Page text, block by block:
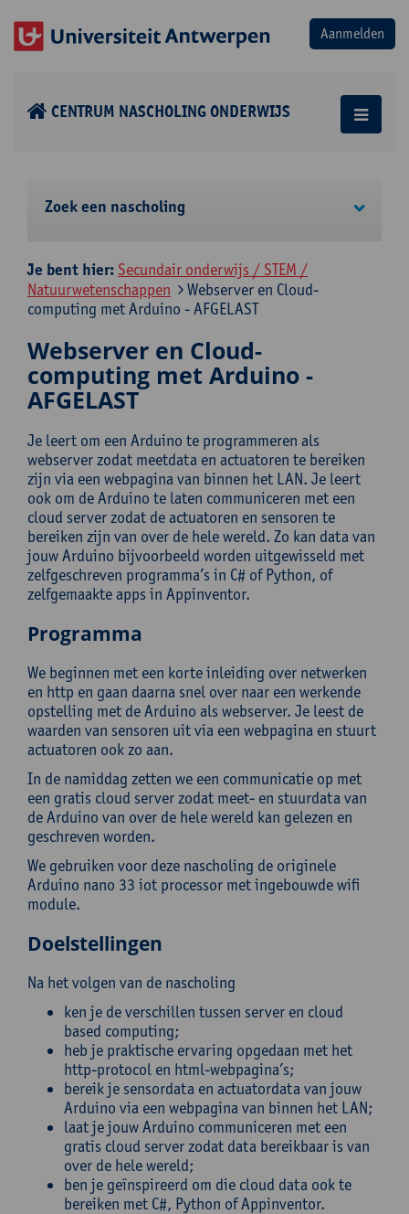
CENTRUM NASCHOLING ONDERWIJS
Zoek een nascholing
Je bent hier: Secundair onderwijs / STEM /
Natuurwetenschappen
Webserver en Cloud-
computing met Arduino - AFGELAST
Webserver en Cloud-
computing met Arduino -
AFGELAST
Je leert om een Arduino te programmeren als
webserver zodat meetdata en actuatoren te bereiken
zijn via een webpagina van binnen het LAN. Je leert
ook om de Arduino te laten communiceren met een
cloud server zodat de actuatoren en sensoren te
bereiken zijn van over de hele wereld. Zo kan data van
jouw Arduino bijvoorbeeld worden uitgewisseld met
zelfgeschreven programma’s in C# of Python, of
zelfgemaakte apps in Appinventor.
Programma
We beginnen met een korte inleiding over netwerken
en http en gaan daarna snel over naar een werkende
opstelling met de Arduino als webserver. Je leest de
waarden van sensoren uit via een webpagina en stuurt
actuatoren ook zo aan.
In de namiddag zetten we een communicatie op met
een gratis cloud server zodat meet- en stuurdata van
de Arduino van over de hele wereld kan gelezen en
geschreven worden.
We gebruiken voor deze nascholing de originele
Arduino nano 33 iot processor met ingebouwde wifi
module.
Doelstellingen
Na het volgen van de nascholing
ken je de verschillen tussen server en cloud
based computing;
heb je praktische ervaring opgedaan met het
http-protocol en html-webpagina’s;
bereik je sensordata en actuatordata van jouw
Arduino via een webpagina van binnen het LAN;
laat je jouw Arduino communiceren met een
gratis cloud server zodat data bereikbaar is van
over de hele wereld;
ben je geïnspireerd om die cloud data ook te
bereiken met C#, Python of Appinventor.